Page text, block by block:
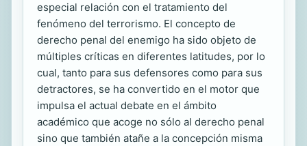
especial relación con el tratamiento del
fenómeno del terrorismo. El concepto de
derecho penal del enemigo ha sido objeto de
múltiples críticas en diferentes latitudes, por lo
cual, tanto para sus defensores como para sus
detractores, se ha convertido en el motor que
impulsa el actual debate en el ámbito
académico que acoge no sólo al derecho penal
sino que también atañe a la concepción misma